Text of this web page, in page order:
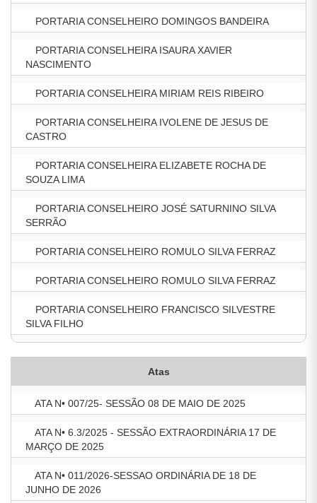
PORTARIA CONSELHEIRO DOMINGOS BANDEIRA
PORTARIA CONSELHEIRA ISAURA XAVIER
NASCIMENTO
PORTARIA CONSELHEIRA MIRIAM REIS RIBEIRO
PORTARIA CONSELHEIRA IVOLENE DE JESUS DE
CASTRO
PORTARIA CONSELHEIRA ELIZABETE ROCHA DE
SOUZA LIMA
PORTARIA CONSELHEIRO JOSÉ SATURNINO SILVA
SERRÃO
PORTARIA CONSELHEIRO ROMULO SILVA FERRAZ
PORTARIA CONSELHEIRO ROMULO SILVA FERRAZ
PORTARIA CONSELHEIRO FRANCISCO SILVESTRE
SILVA FILHO
Atas
ATA N• 007/25- SESSÃO 08 DE MAIO DE 2025
ATA N• 6.3/2025 - SESSÃO EXTRAORDINÁRIA 17 DE
MARÇO DE 2025
ATA N• 011/2026-SESSAO ORDINÁRIA DE 18 DE
JUNHO DE 2026